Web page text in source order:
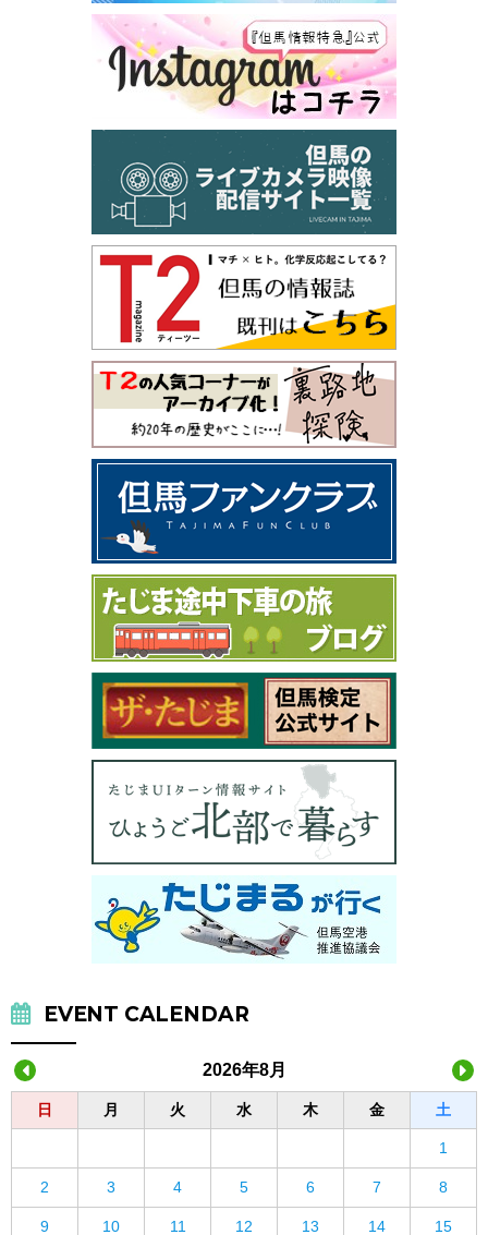
EVENT CALENDAR
2026年8月
日 月 火 水 木 金 土
1
2 3 4 5 6 7 8
9 10 11 12 13 14 15